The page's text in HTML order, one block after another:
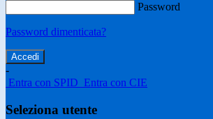
Password
Password dimenticata?
-
Entra con SPID Entra con CIE
Seleziona utente